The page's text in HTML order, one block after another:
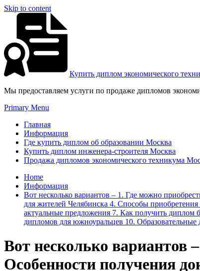
Skip to content
Купить диплом экономического
Мы предоставляем услуги по продаже дипломов
Primary Menu
Главная
Информация
Где купить диплом об образовании Москва
Купить диплом инженера-строителя Москва
Продажа дипломов экономического техникума
Home
Информация
Вот несколько вариантов – 1. Где можно
для жителей Челябинска 4. Способы
актуальные предложения 7. Как получить диплом
дипломов для южноуральцев 10.
Вот несколько вариантов
Особенности получения